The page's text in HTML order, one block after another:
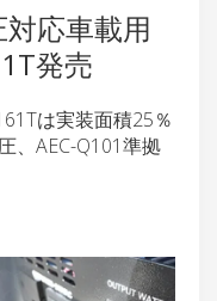
応車載用
発売
は実装面積25％
、AEC-Q101準拠